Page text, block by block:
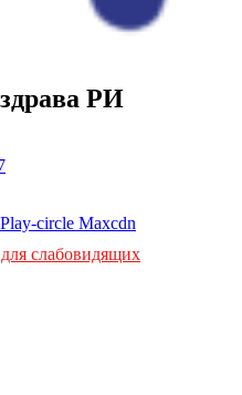
РИ
Play-circle Maxcdn
слабовидящих